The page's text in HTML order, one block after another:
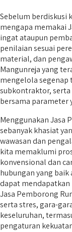
Sebelum berdiskusi
mengapa memakai
ingat ataupun
penilaian sesuai
material, dan
Mangunreja yang
mengelola segenap
subkontraktor, serta
bersama parameter
Menggunakan Jasa
sebanyak khasiat
wawasan dan
kita memaklumi
konvensional dan
hubungan yang
dapat mendapatkan
Jasa Pemborong
serta stres, gara-
keseluruhan,
pengaturan